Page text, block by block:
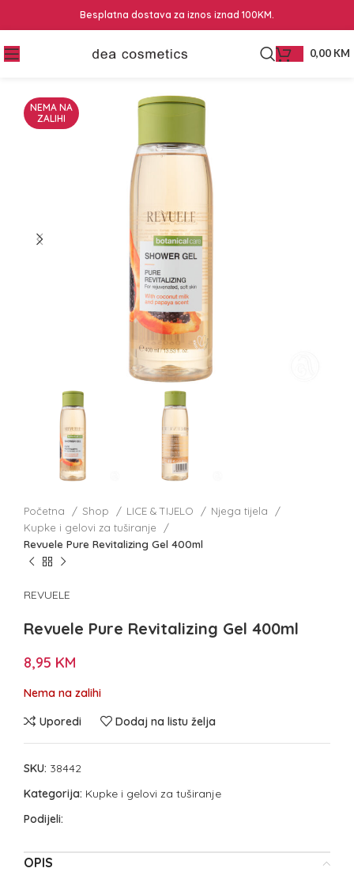
Besplatna dostava za iznos iznad 100KM.
0,00 KM
NEMA NA
ZALIHI
Početna Shop LICE & TIJELO
Njega tijela
Kupke i gelovi za tuširanje
Revuele Pure Revitalizing Gel 400ml
REVUELE
Revuele Pure Revitalizing Gel 400ml
8,95 KM
Nema na zalihi
Uporedi
Dodaj na listu želja
SKU: 38442
Kategorija: Kupke i gelovi za tuširanje
Podijeli:
OPIS